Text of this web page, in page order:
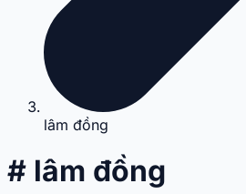
lâm đồng
# lâm đồng